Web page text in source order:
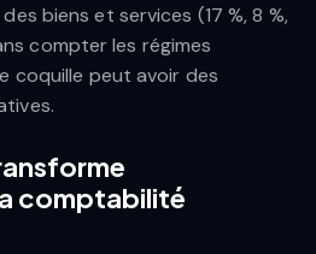
biens et services (17 %, 8 %,
compter les régimes
coquille peut avoir des
comptabilité